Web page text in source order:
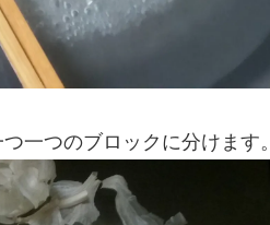
一つのブロックに分けます。